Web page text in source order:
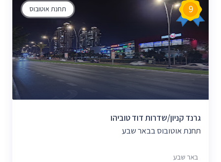
תחנת אוטובוס 9
גרנד קניון/שדרות דוד טוביהו
תחנת אוטובוס בבאר שבע
באר שבע